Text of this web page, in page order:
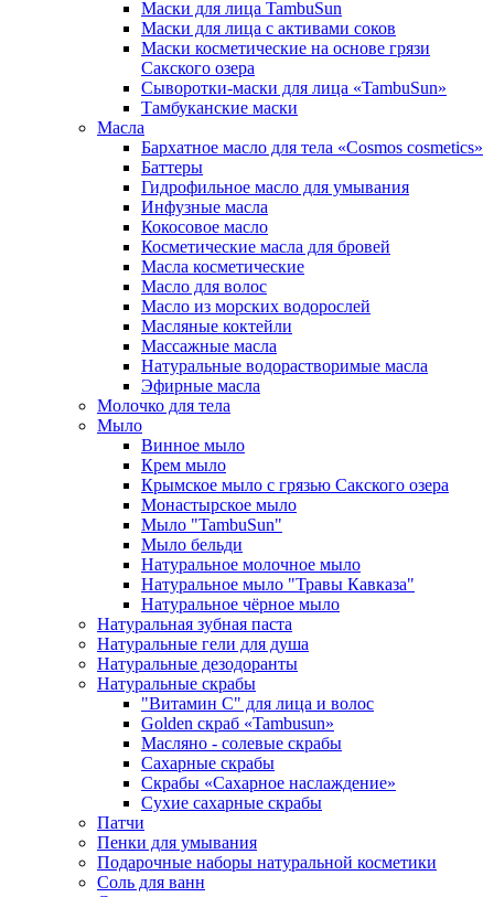
Маски для лица TambuSun
Маски для лица с активами соков
Маски косметические на основе грязи
Сакского озера
Сыворотки-маски для лица «TambuSun»
Тамбуканские маски
Масла
Бархатное масло для тела «Cosmos cosmetics»
Баттеры
Гидрофильное масло для умывания
Инфузные масла
Кокосовое масло
Косметические масла для бровей
Масла косметические
Масло для волос
Масло из морских водорослей
Масляные коктейли
Массажные масла
Натуральные водорастворимые масла
Эфирные масла
Молочко для тела
Мыло
Винное мыло
Крем мыло
Крымское мыло с грязью Сакского озера
Монастырское мыло
Мыло "TambuSun"
Мыло бельди
Натуральное молочное мыло
Натуральное мыло "Травы Кавказа"
Натуральное чёрное мыло
Натуральная зубная паста
Натуральные гели для душа
Натуральные дезодоранты
Натуральные скрабы
"Витамин С" для лица и волос
Golden скраб «Tambusun»
Масляно - солевые скрабы
Сахарные скрабы
Скрабы «Сахарное наслаждение»
Сухие сахарные скрабы
Патчи
Пенки для умывания
Подарочные наборы натуральной косметики
Соль для ванн